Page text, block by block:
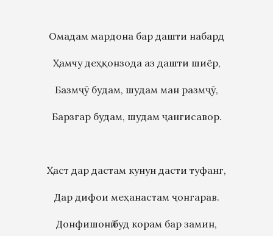
Омадам мардона бар дашти набард
Ҳамчу деҳқонзода аз дашти шиёр,
Базмҷӯ будам, шудам ман размҷӯ,
Барзгар будам, шудам ҷангисавор.
Ҳаст дар дастам кунун дасти туфанг,
Дар дифои меҳанастам ҷонгарав.
Донфишонӣ буд корам бар замин,